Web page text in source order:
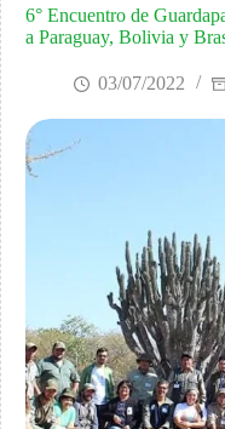
6° Encuentro de
a Paraguay, Bolivia y
03/07/2022